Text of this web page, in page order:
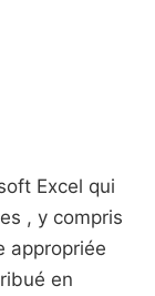
Excel qui
, y compris
appropriée
en